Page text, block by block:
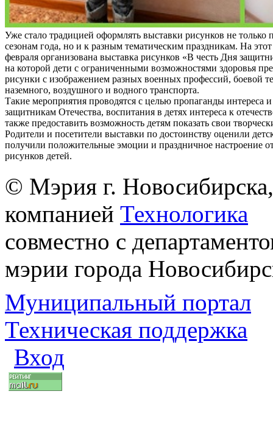
Уже стало традицией оформлять выставки рисунков не
сезонам года, но и к разным тематическим праздникам. На этот
февраля организована выставка рисунков «В честь Дня
на которой дети с ограниченными возможностями здоровья
рисунки с изображением разных военных профессий, боевой
наземного, воздушного и водного транспорта.
Такие мероприятия проводятся с целью пропаганды интереса
защитникам Отечества, воспитания в детях интереса к
также предоставить возможность детям показать свои
Родители и посетители выставки по достоинству оценили
получили положительные эмоции и праздничное настроение
рисунков детей.
© Мэрия г.
компанией Технологика
совместно с
мэрии города
Муниципальный портал
Техническая поддержка
Вход